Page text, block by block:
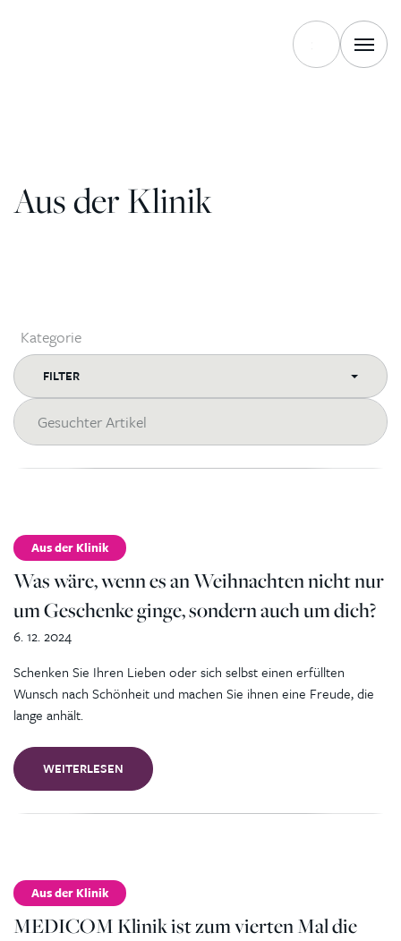
Aus der Klinik
Kategorie
FILTER
Was wäre, wenn es an Weihnachten nicht nur
um Geschenke ginge, sondern auch um dich?
Aus der Klinik
Schenken Sie Ihren Lieben oder sich selbst einen erfüllten
Wunsch nach Schönheit und machen Sie ihnen eine Freude, die
lange anhält.
WEITERLESEN
6. 12. 2024
MEDICOM Klinik ist zum vierten Mal die
Aus der Klinik